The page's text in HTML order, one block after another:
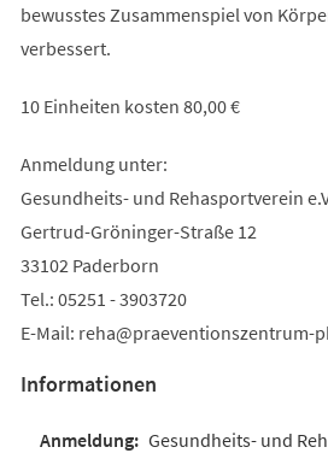
bewusstes Zusammenspiel von
verbessert.
10 Einheiten kosten 80,00 €
Anmeldung unter:
Gesundheits- und Rehasportverein
Gertrud-Gröninger-Straße 12
33102 Paderborn
Tel.: 05251 - 3903720
E-Mail: reha praeventionszentrum-
Informationen
Gesundheits- und